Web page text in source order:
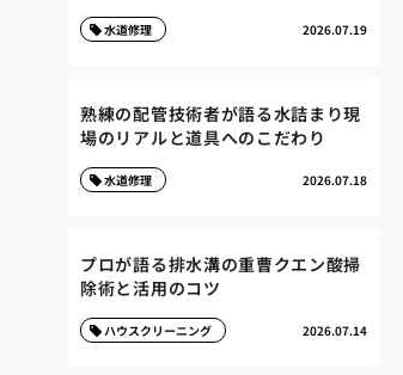
2026.07.19
水道修理
熟練の配管技術者が語る水詰まり現
場のリアルと道具へのこだわり
2026.07.18
水道修理
プロが語る排水溝の重曹クエン酸掃
除術と活用のコツ
2026.07.14
ハウスクリーニング